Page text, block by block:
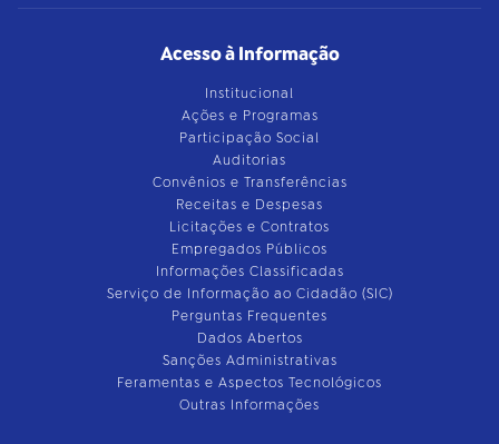
Acesso à Informação
Institucional
Ações e Programas
Participação Social
Auditorias
Convênios e Transferências
Receitas e Despesas
Licitações e Contratos
Empregados Públicos
Informações Classificadas
Serviço de Informação ao Cidadão (SIC)
Perguntas Frequentes
Dados Abertos
Sanções Administrativas
Feramentas e Aspectos Tecnológicos
Outras Informações